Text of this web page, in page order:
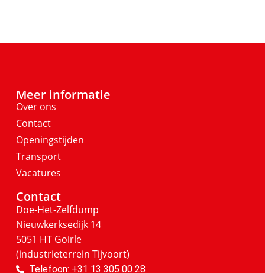
Meer informatie
Over ons
Contact
Openingstijden
Transport
Vacatures
Contact
Doe-Het-Zelfdump
Nieuwkerksedijk 14
5051 HT Goirle
(industrieterrein Tijvoort)
Telefoon: +31 13 305 00 28